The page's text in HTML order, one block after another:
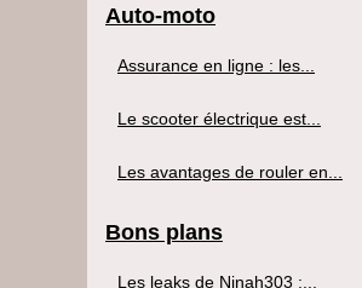
Auto-moto
Assurance en ligne : les...
Le scooter électrique est...
Les avantages de rouler en...
Bons plans
Les leaks de Ninah303 :...